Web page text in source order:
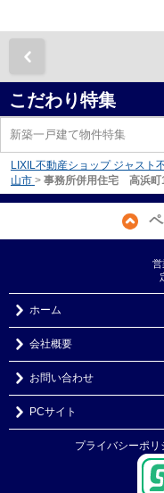
こだわり特集
新築一戸建て物件特集
LIXIL不動産ショップ ジャスト
山市 > 事務所併用住宅 高浜町
営
ホーム
会社概要
お問い合わせ
PCサイト
プライバシーポリ